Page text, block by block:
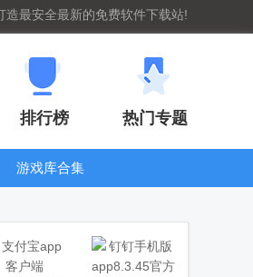
造最安全最新的免费软件下载站!
排行榜 热门专题
游戏库合集